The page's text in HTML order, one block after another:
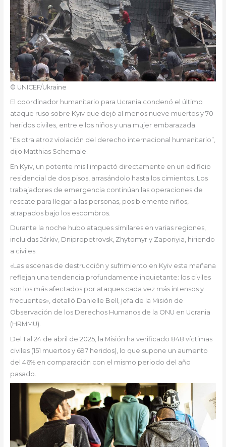
© UNICEF/Ukraine
El coordinador humanitario para Ucrania condenó el último
ataque ruso sobre Kyiv que dejó al menos nueve muertos y 70
heridos civiles, entre ellos niños y una mujer embarazada.
“Es otra atroz violación del derecho internacional humanitario”,
dijo Matthias Schemale.
En Kyiv, un potente misil impactó directamente en un edificio
residencial de dos pisos, arrasándolo hasta los cimientos. Los
trabajadores de emergencia continúan las operaciones de
rescate para llegar a las personas, posiblemente niños,
atrapados bajo los escombros.
Durante la noche hubo ataques similares en varias regiones,
incluidas Járkiv, Dnipropetrovsk, Zhytomyr y Zaporiyia, hiriendo
a civiles.
«Las escenas de destrucción y sufrimiento en Kyiv esta mañana
reflejan una tendencia profundamente inquietante: los civiles
son los más afectados por ataques cada vez más intensos y
frecuentes», detalló Danielle Bell, jefa de la Misión de
Observación de los Derechos Humanos de la ONU en Ucrania
(HRMMU).
Del 1 al 24 de abril de 2025, la Misión ha verificado 848 víctimas
civiles (151 muertos y 697 heridos), lo que supone un aumento
del 46% en comparación con el mismo periodo del año
pasado.